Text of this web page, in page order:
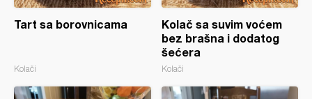
Tart sa borovnicama
Kolači
Kolač sa suvim voćem
bez brašna i dodatog
šećera
Kolači